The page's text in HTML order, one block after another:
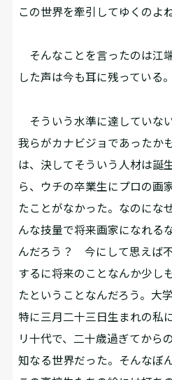
この世界を牽引してゆくのよね
そんなことを言ったのは江
した声は今も耳に残っている。
そういう水準に達していな
我らがカナビジョであったか
は、決してそういう人材は誕
ら、ウチの卒業生にプロの画
たことがなかった。なのにな
んな技量で将来画家になれる
んだろう？ 今にして思えば
するに将来のことなんか少し
たということなんだろう。大
特に三月二十三日生まれの私
リ十代で、二十歳過ぎてから
知なる世界だった。そんなぼ